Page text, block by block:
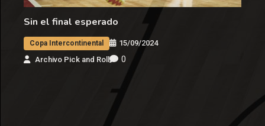
Sin el final esperado
Copa Intercontinental
15/09/2024
Archivo Pick and Roll
0